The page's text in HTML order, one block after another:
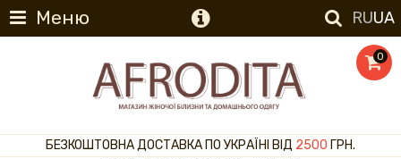
Меню RUUA
0
БЕЗКОШТОВНА ДОСТАВКА ПО УКРАЇНІ ВІД 2500 ГРН.